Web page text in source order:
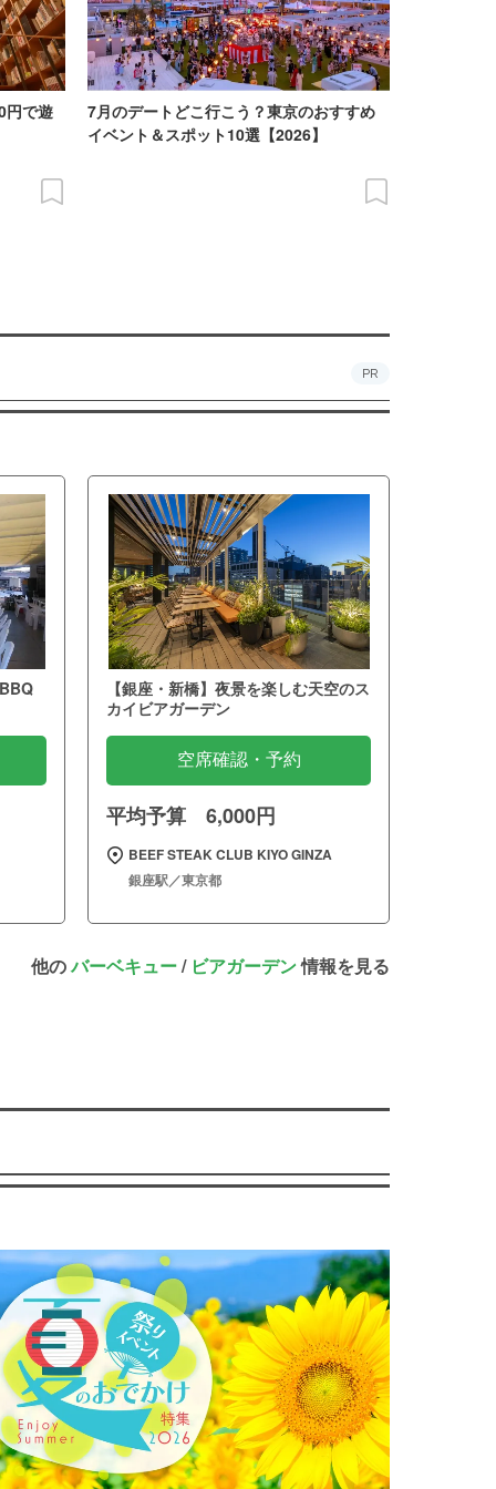
円で遊
7月のデートどこ行こう？東京のおすすめ
イベント＆スポット10選【2026】
PR
【銀座・新橋】夜景を楽しむ天空のス
カイビアガーデン
空席確認・予約
平均予算 6,000円
BEEF STEAK CLUB KIYO GINZA
銀座駅／東京都
他のバーベキュー/ ビアガーデン情報を見る